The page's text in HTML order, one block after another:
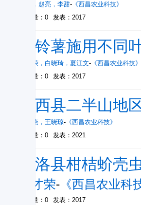
， 赵亮 ， 李甜- 《西昌农业科技》
被引量：0
发表：2017
马铃薯施用不同
余显荣 ， 白晓琦 ， 夏江文- 《西昌农业科技》
被引量：0
发表：2017
越西县二半山地
王晓燕 ， 王晓琼- 《西昌农业科技》
被引量：0
发表：2021
甘洛县柑桔蚧壳
万才荣- 《西昌农业科
被引量：0 发表：2017